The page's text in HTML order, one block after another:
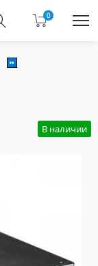
0
В наличии